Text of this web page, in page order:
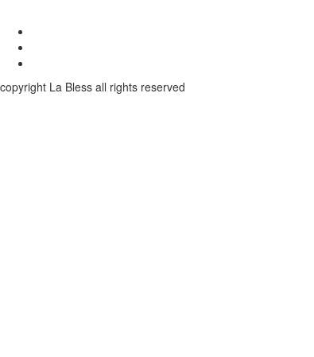
copyright La Bless all rights reserved